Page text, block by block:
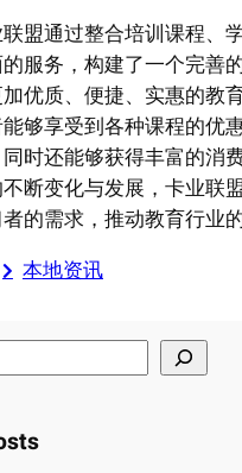
盟通过整合培训课程、
服务，构建了一个完善
优质、便捷、实惠的教
够享受到各种课程的优
时还能够获得丰富的消
断变化与发展，卡业联
的需求，推动教育行业
本地资讯